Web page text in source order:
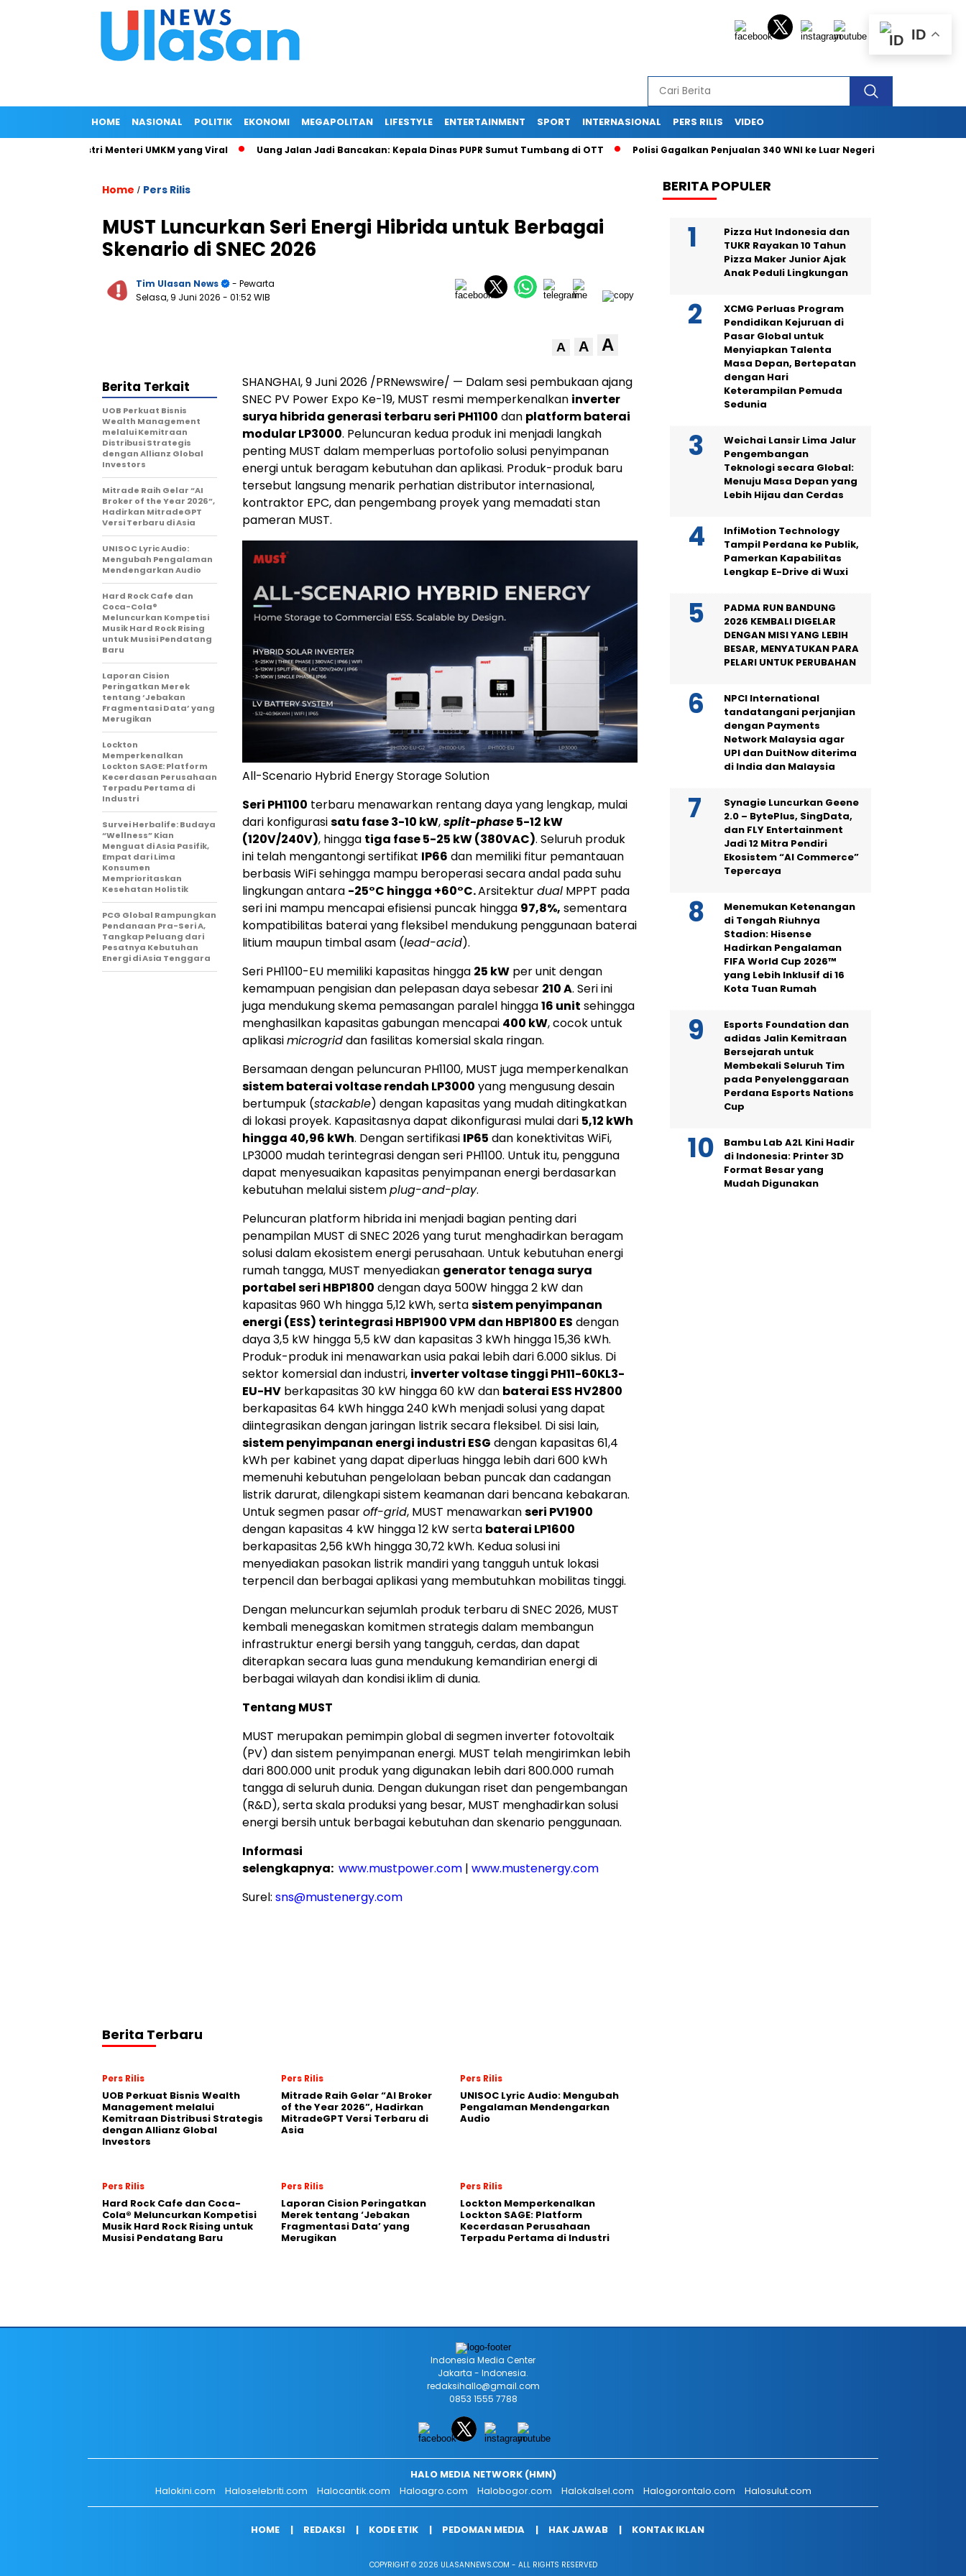
HOME NASIONAL POLITIK EKONOMI MEGAPOLITAN LIFESTYLE ENTERTAINMENT SPORT INTERNASIONAL PERS RILIS VIDEO
Jalan Istri Menteri UMKM yang Viral Uang Jalan Jadi Bancakan: Kepala Dinas PUPR Sumut Tumbang di OTT Polisi Gagalkan Penjualan 340 WNI ke Luar Negeri Lewat Bandara Soetta
Home / Pers Rilis
MUST Luncurkan Seri Energi Hibrida untuk Berbagai
Skenario di SNEC 2026
Tim Ulasan News
- Pewarta
Selasa, 9 Juni 2026 - 01:52 WIB
A A A
SHANGHAI, 9 Juni 2026 /PRNewswire/ — Dalam sesi pembukaan ajang
SNEC PV Power Expo Ke-19, MUST resmi memperkenalkan inverter
surya hibrida generasi terbaru seri PH1100 dan platform baterai
modular LP3000. Peluncuran kedua produk ini menjadi langkah
penting MUST dalam memperluas portofolio solusi penyimpanan
energi untuk beragam kebutuhan dan aplikasi. Produk-produk baru
tersebut langsung menarik perhatian distributor internasional,
kontraktor EPC, dan pengembang proyek yang memadati stan
pameran MUST.
All-Scenario Hybrid Energy Storage Solution
Seri PH1100 terbaru menawarkan rentang daya yang lengkap, mulai
dari konfigurasisatu fase 3-10 kW,split-phase5-12 kW
(120V/240V), hingga tiga fase 5-25 kW (380VAC). Seluruh produk
ini telah mengantongi sertifikat IP66 dan memiliki fitur pemantauan
berbasis WiFi sehingga mampu beroperasi secara andal pada suhu
lingkungan antara -25°C hingga +60°C.Arsitekturdual MPPT pada
seri ini mampu mencapai efisiensi puncak hingga 97,8%, sementara
kompatibilitas baterai yang fleksibel mendukung penggunaan baterai
litium maupun timbal asam (lead-acid).
Seri PH1100-EU memiliki kapasitas hingga 25 kW per unit dengan
kemampuan pengisian dan pelepasan daya sebesar 210 A. Seri ini
juga mendukung skema pemasangan paralel hingga16 unit sehingga
menghasilkan kapasitas gabungan mencapai 400 kW, cocok untuk
aplikasimicrogriddan fasilitas komersial skala ringan.
Bersamaan dengan peluncuran PH1100, MUST juga memperkenalkan
sistem baterai voltase rendah LP3000 yang mengusung desain
bertumpuk (stackable) dengan kapasitas yang mudah ditingkatkan
di lokasi proyek. Kapasitasnya dapat dikonfigurasi mulai dari 5,12 kWh
hingga 40,96 kWh. Dengan sertifikasi IP65 dan konektivitas WiFi,
LP3000 mudah terintegrasi dengan seri PH1100. Untuk itu, pengguna
dapat menyesuaikan kapasitas penyimpanan energi berdasarkan
kebutuhan melalui sistemplug-and-play.
Peluncuran platform hibrida ini menjadi bagian penting dari
penampilan MUST di SNEC 2026 yang turut menghadirkan beragam
solusi dalam ekosistem energi perusahaan. Untuk kebutuhan energi
rumah tangga, MUST menyediakan generator tenaga surya
portabel seri HBP1800 dengan daya 500W hingga 2 kW dan
kapasitas 960 Wh hingga 5,12 kWh, sertasistem penyimpanan
energi (ESS) terintegrasi HBP1900 VPM dan HBP1800 ES dengan
daya 3,5 kW hingga 5,5 kW dan kapasitas 3 kWh hingga 15,36 kWh.
Produk-produk ini menawarkan usia pakai lebih dari 6.000 siklus. Di
sektor komersial dan industri, inverter voltase tinggi PH11-60KL3-
EU-HV berkapasitas 30 kW hingga 60 kW dan baterai ESS HV2800
berkapasitas 64 kWh hingga 240 kWh menjadi solusi yang dapat
diintegrasikan dengan jaringan listrik secara fleksibel. Di sisi lain,
sistem penyimpanan energi industri ESG dengan kapasitas 61,4
kWh per kabinet yang dapat diperluas hingga lebih dari 600 kWh
memenuhi kebutuhan pengelolaan beban puncak dan cadangan
listrik darurat, dilengkapi sistem keamanan dari bencana kebakaran.
Untuk segmen pasaroff-grid, MUST menawarkanseri PV1900
dengan kapasitas 4 kW hingga 12 kW serta baterai LP1600
berkapasitas 2,56 kWh hingga 30,72 kWh. Kedua solusi ini
menyediakan pasokan listrik mandiri yang tangguh untuk lokasi
terpencil dan berbagai aplikasi yang membutuhkan mobilitas tinggi.
Dengan meluncurkan sejumlah produk terbaru di SNEC 2026, MUST
kembali menegaskan komitmen strategis dalam membangun
infrastruktur energi bersih yang tangguh, cerdas, dan dapat
diterapkan secara luas guna mendukung kemandirian energi di
berbagai wilayah dan kondisi iklim di dunia.
Tentang MUST
MUST merupakan pemimpin global di segmen inverter fotovoltaik
(PV) dan sistem penyimpanan energi. MUST telah mengirimkan lebih
dari 800.000 unit produk yang digunakan lebih dari 800.000 rumah
tangga di seluruh dunia. Dengan dukungan riset dan pengembangan
(R&D), serta skala produksi yang besar, MUST menghadirkan solusi
energi bersih untuk berbagai kebutuhan dan skenario penggunaan.
Informasi
selengkapnya: www.mustpower.com | www.mustenergy.com
Surel: sns@mustenergy.com
Berita Terkait
UOB Perkuat Bisnis
Wealth Management
melalui Kemitraan
Distribusi Strategis
dengan Allianz Global
Investors
Mitrade Raih Gelar “AI
Broker of the Year 2026”,
Hadirkan MitradeGPT
Versi Terbaru di Asia
UNISOC Lyric Audio:
Mengubah Pengalaman
Mendengarkan Audio
Hard Rock Cafe dan
Coca-Cola®
Meluncurkan Kompetisi
Musik Hard Rock Rising
untuk Musisi Pendatang
Baru
Laporan Cision
Peringatkan Merek
tentang ‘Jebakan
Fragmentasi Data’ yang
Merugikan
Lockton
Memperkenalkan
Lockton SAGE: Platform
Kecerdasan Perusahaan
Terpadu Pertama di
Industri
Survei Herbalife: Budaya
“Wellness” Kian
Menguat di Asia Pasifik,
Empat dari Lima
Konsumen
Memprioritaskan
Kesehatan Holistik
PCG Global Rampungkan
Pendanaan Pra-Seri A,
Tangkap Peluang dari
Pesatnya Kebutuhan
Energi di Asia Tenggara
Berita Terbaru
Pers Rilis
UOB Perkuat Bisnis Wealth
Management melalui
Kemitraan Distribusi Strategis
dengan Allianz Global
Investors
Pers Rilis
Mitrade Raih Gelar “AI Broker
of the Year 2026”, Hadirkan
MitradeGPT Versi Terbaru di
Asia
Pers Rilis
UNISOC Lyric Audio: Mengubah
Pengalaman Mendengarkan
Audio
Pers Rilis
Hard Rock Cafe dan Coca-
Cola® Meluncurkan Kompetisi
Musik Hard Rock Rising untuk
Musisi Pendatang Baru
Pers Rilis
Laporan Cision Peringatkan
Merek tentang ‘Jebakan
Fragmentasi Data’ yang
Merugikan
Pers Rilis
Lockton Memperkenalkan
Lockton SAGE: Platform
Kecerdasan Perusahaan
Terpadu Pertama di Industri
BERITA POPULER
Pizza Hut Indonesia dan
TUKR Rayakan 10 Tahun
Pizza Maker Junior Ajak
Anak Peduli Lingkungan
XCMG Perluas Program
Pendidikan Kejuruan di
Pasar Global untuk
Menyiapkan Talenta
Masa Depan, Bertepatan
dengan Hari
Keterampilan Pemuda
Sedunia
Weichai Lansir Lima Jalur
Pengembangan
Teknologi secara Global:
Menuju Masa Depan yang
Lebih Hijau dan Cerdas
InfiMotion Technology
Tampil Perdana ke Publik,
Pamerkan Kapabilitas
Lengkap E-Drive di Wuxi
PADMA RUN BANDUNG
2026 KEMBALI DIGELAR
DENGAN MISI YANG LEBIH
BESAR, MENYATUKAN PARA
PELARI UNTUK PERUBAHAN
NPCI International
tandatangani perjanjian
dengan Payments
Network Malaysia agar
UPI dan DuitNow diterima
di India dan Malaysia
Synagie Luncurkan Geene
2.0 – BytePlus, SingData,
dan FLY Entertainment
Jadi 12 Mitra Pendiri
Ekosistem “AI Commerce”
Tepercaya
Menemukan Ketenangan
di Tengah Riuhnya
Stadion: Hisense
Hadirkan Pengalaman
FIFA World Cup 2026™
yang Lebih Inklusif di 16
Kota Tuan Rumah
Esports Foundation dan
adidas Jalin Kemitraan
Bersejarah untuk
Membekali Seluruh Tim
pada Penyelenggaraan
Perdana Esports Nations
Cup
Bambu Lab A2L Kini Hadir
di Indonesia: Printer 3D
Format Besar yang
Mudah Digunakan
ID
Indonesia Media Center
Jakarta - Indonesia.
redaksihallo@gmail.com
0853 1555 7788
HALO MEDIA NETWORK (HMN)
Halokini.com
Haloselebriti.com Halocantik.com Haloagro.com Halobogor.com Halokalsel.com Halogorontalo.com Halosulut.com
HOME REDAKSI KODE ETIK PEDOMAN MEDIA HAK JAWAB KONTAK IKLAN
COPYRIGHT © 2026 ULASANNEWS.COM - ALL RIGHTS RESERVED